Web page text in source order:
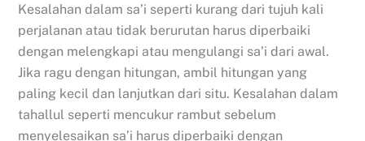
Kesalahan dalam sa’i seperti kurang dari tujuh kali
perjalanan atau tidak berurutan harus diperbaiki
dengan melengkapi atau mengulangi sa’i dari awal.
Jika ragu dengan hitungan, ambil hitungan yang
paling kecil dan lanjutkan dari situ. Kesalahan dalam
tahallul seperti mencukur rambut sebelum
menyelesaikan sa’i harus diperbaiki dengan